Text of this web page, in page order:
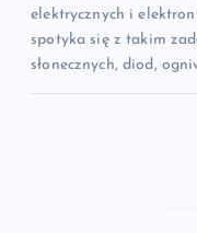
elektrycznych i
spotyka się z takim
słonecznych, diod,